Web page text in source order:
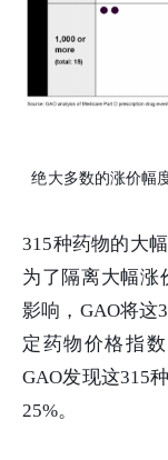
绝大多数的涨价幅
315种药物的大
为了隔离大幅涨
影响，GAO将这
定药物价格指
GAO发现这315
25%。